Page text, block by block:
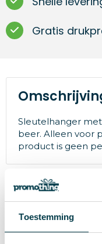
Toestemming
Gratis
Sleutelhanger
beer. Alleen voor
product is geen
Artikelnummer